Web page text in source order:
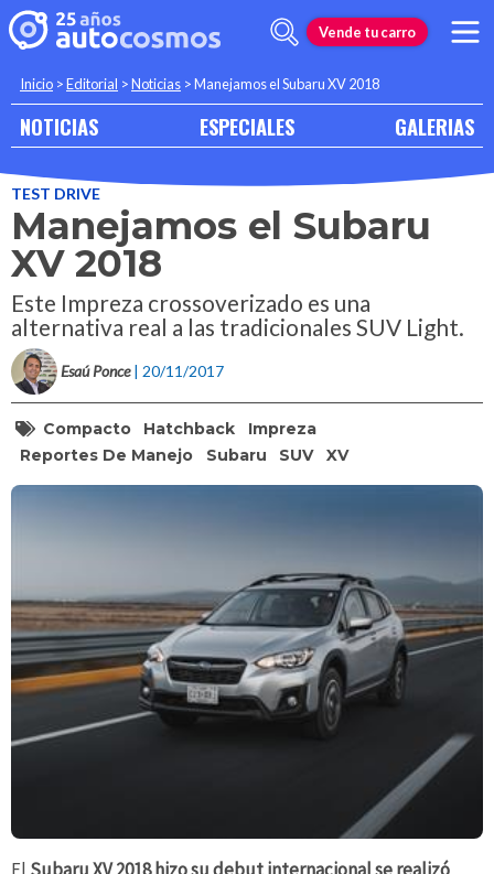
Vende tu carro
Inicio >Editorial >Noticias >Manejamos el Subaru XV 2018
NOTICIAS ESPECIALES GALERIAS
TEST DRIVE
Manejamos el Subaru
XV 2018
Este Impreza crossoverizado es una
alternativa real a las tradicionales SUV Light.
Esaú Ponce | 20/11/2017
Compacto Hatchback
Impreza
Reportes De Manejo
Subaru SUV XV